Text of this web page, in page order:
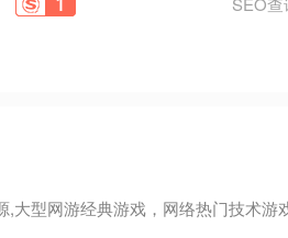
型网游经典游戏，网络热门技术游